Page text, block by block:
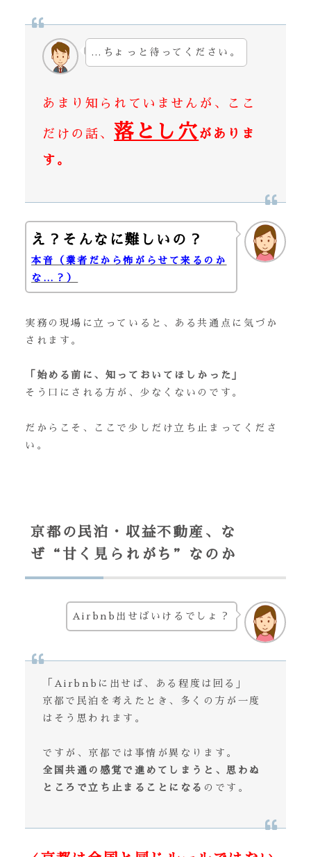
…ちょっと待ってください。
あまり知られていませんが、ここ
だけの話、 落とし穴 がありま
す。
え？そんなに難しいの？
本音（業者だから怖がらせて来るのか
な…？）
実務の現場に立っていると、ある共通点に気づか
されます。
「始める前に、知っておいてほしかった」
そう口にされる方が、少なくないのです。
だからこそ、ここで少しだけ立ち止まってくださ
い。
京都の民泊・収益不動産、な
ぜ“甘く見られがち”なのか
Airbnb出せばいけるでしょ？
「Airbnbに出せば、ある程度は回る」
京都で民泊を考えたとき、多くの方が一度
はそう思われます。
ですが、京都では事情が異なります。
全国共通の感覚で進めてしまうと、思わぬ
ところで立ち止まることになる のです。